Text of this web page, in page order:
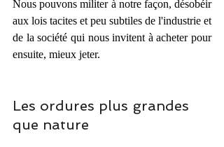
Nous pouvons militer à notre façon, désobéir
aux lois tacites et peu subtiles de l'industrie et
de la société qui nous invitent à acheter pour
ensuite, mieux jeter.
Les ordures plus grandes
que nature